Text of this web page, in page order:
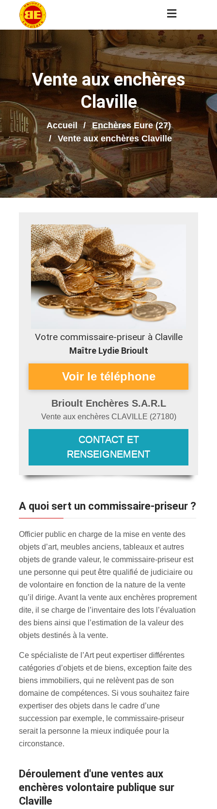
Vente aux enchères
Claville
Accueil
Enchères Eure (27)
Vente aux enchères Claville
Votre commissaire-priseur à Claville
Maître Lydie Brioult
Brioult Enchères S.A.R.L
Vente aux enchères CLAVILLE (27180)
CONTACT ET
RENSEIGNEMENT
A quoi sert un commissaire-priseur ?
Officier public en charge de la mise en vente des
objets d’art, meubles anciens, tableaux et autres
objets de grande valeur, le commissaire-priseur est
une personne qui peut être qualifié de judiciaire ou
de volontaire en fonction de la nature de la vente
qu’il dirige. Avant la vente aux enchères proprement
dite, il se charge de l’inventaire des lots l’évaluation
des biens ainsi que l’estimation de la valeur des
objets destinés à la vente.
Ce spécialiste de l’Art peut expertiser différentes
catégories d’objets et de biens, exception faite des
biens immobiliers, qui ne relèvent pas de son
domaine de compétences. Si vous souhaitez faire
expertiser des objets dans le cadre d’une
succession par exemple, le commissaire-priseur
serait la personne la mieux indiquée pour la
circonstance.
Déroulement d'une ventes aux
enchères volontaire publique sur
Claville